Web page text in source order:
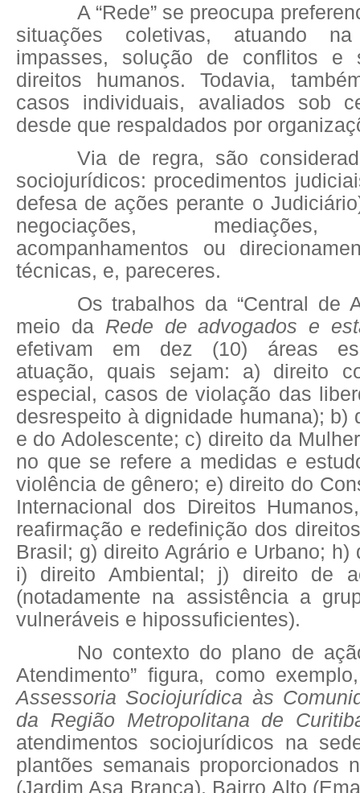
A “Rede” se preocupa
situações coletivas, atuando
impasses, solução de conflitos e
direitos humanos. Todavia,
casos individuais, avaliados sob
desde que respaldados por
Via de regra, são
sociojurídicos: procedimentos
defesa de ações perante o
negociações, mediações,
acompanhamentos ou
técnicas, e, pareceres.
Os trabalhos da “Central de
meio da Rede de advogados e
efetivam em dez (10) áreas
atuação, quais sejam: a) direito
especial, casos de violação das
desrespeito à dignidade humana); b)
e do Adolescente; c) direito da
no que se refere a medidas e
violência de gênero; e) direito do
Internacional dos Direitos
reafirmação e redefinição dos
Brasil; g) direito Agrário e Urbano; h)
i) direito Ambiental; j) direito de
(notadamente na assistência a
vulneráveis e hipossuficientes).
No contexto do plano de
Atendimento” figura, como
Assessoria Sociojurídica às
da Região Metropolitana de
atendimentos sociojurídicos na
plantões semanais proporcionados
(Jardim Asa Branca), Bairro Alto